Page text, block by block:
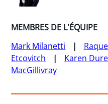
MEMBRES DE L'ÉQUIPE
Mark Milanetti
Etcovitch
Karen
MacGillivray